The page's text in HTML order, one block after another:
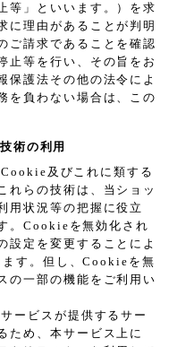
等」といいます。）を求
に理由があることが判明
ご請求であることを確認
止等を行い、その旨をお
保護法その他の法令によ
を負わない場合は、この
術の利用
及びこれに類する
れらの技術は、当ショッ
用状況等の把握に役立
。Cookieを無効化され
設定を変更することによ
す。但し、Cookieを無
の一部の機能をご利用い
ービスが提供するサー
ため、本サービス上に